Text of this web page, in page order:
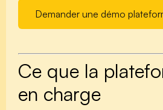
Demander une démo
Ce que la
en charge